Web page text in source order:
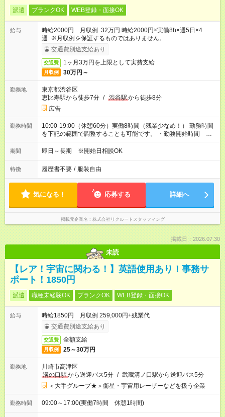
派遣 ブランクOK WEB登録・面接OK
給与
時給2000円 月収例 32万円 時給2000円×実働8h×週5日×4
週 ※月収例を保証するものではありません。
交通費別途支給あり
交通費 1ヶ月3万円を上限として実費支給
月収例 30万円～
勤務地
東京都渋谷区
恵比寿駅から徒歩7分 / 渋谷駅から徒歩8分
広告
勤務時間
10:00-19:00（休憩60分）実働8時間（残業少なめ！） 勤務時間
を下記の範囲で調整することも可能です。 ・勤務開始時間
09:00～10:00 ・勤務終了時間 16:00～19:00 ・実働 06:00～
08:00
期間 即日～長期 ※開始日相談OK
特徴 履歴書不要 / 服装自由
気になる！ 応募する 詳細へ
掲載元企業名 株式会社リクルートスタッフィング
掲載日：2026.07.30
未読
【レア！宇宙に関わる！】英語使用あり！事務サ
ポート！1850円
派遣 職種未経験OK ブランクOK WEB登録・面接OK
給与
時給1850円 月収例 259,000円+残業代
交通費別途支給あり
交通費 全額支給
月収例 25～30万円
勤務地
川崎市高津区
溝の口駅から送迎バス5分 / 武蔵溝ノ口駅から送迎バス5分
＜大手グループ★＞衛星・宇宙用レーザーなどを扱う企業
勤務時間 09:00～17:00(実働7時間 休憩1時間)